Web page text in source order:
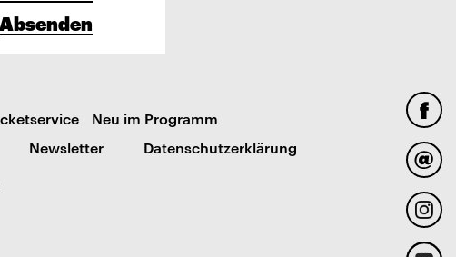
Absenden
Neu im Programm
Newsletter
Datenschutzerklärung